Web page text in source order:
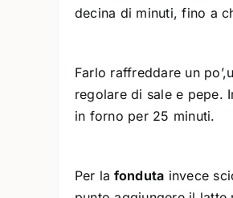
decina di minuti, fino a
Farlo raffreddare un
regolare di sale e pepe.
in forno per 25 minuti.
Per la fonduta invece